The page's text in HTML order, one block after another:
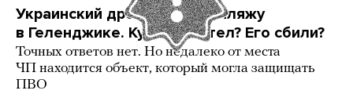
Украинский дрон попал по пляжу
в Геленджике. Куда он летел? Его сбили?
Точных ответов нет. Но недалеко от места
ЧП находится объект, который могла защищать
ПВО